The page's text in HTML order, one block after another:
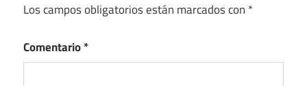
Los campos obligatorios están marcados con *
Comentario*